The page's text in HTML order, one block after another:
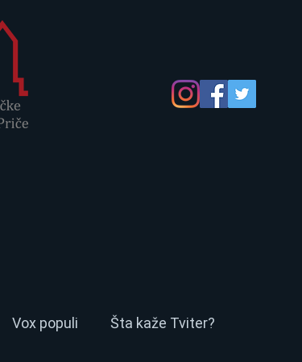
Vox populi Šta kaže Tviter?